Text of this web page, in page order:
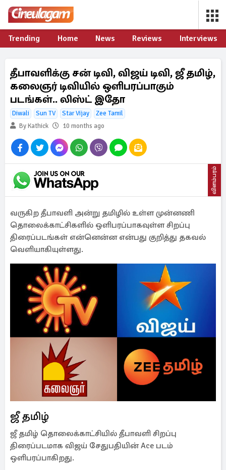
Trending Home News Reviews Interviews
தீபாவளிக்கு சன் டிவி, விஜய் டிவி, ஜீ தமிழ்,
கலைஞர் டிவியில் ஒளிபரப்பாகும்
படங்கள்.. லிஸ்ட் இதோ
Diwali Sun TV Star Vijay
Zee Tamil
By Kathick
10 months ago
விளம்பரம்
வருகிற தீபாவளி அன்று தமிழில் உள்ள முன்னணி
தொலைக்காட்சிகளில் ஒளிபரப்பாகவுள்ள சிறப்பு
திரைப்படங்கள் என்னென்ன என்பது குறித்து தகவல்
வெளியாகியுள்ளது.
ஜீ தமிழ்
ஜீ தமிழ் தொலைக்காட்சியில் தீபாவளி சிறப்பு
திரைப்படமாக விஜய் சேதுபதியின் Ace படம்
ஒளிபரப்பாகிறது.